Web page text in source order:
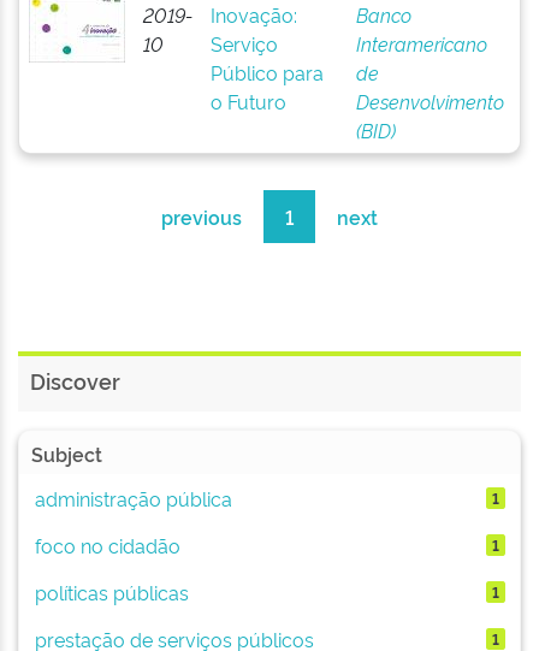
2019-
10
Inovação:
Serviço
Público para
o Futuro
Banco
Interamericano
de
Desenvolvimento
(BID)
previous 1 next
Discover
Subject
administração pública
1
foco no cidadão 1
políticas públicas 1
prestação de serviços públicos 1